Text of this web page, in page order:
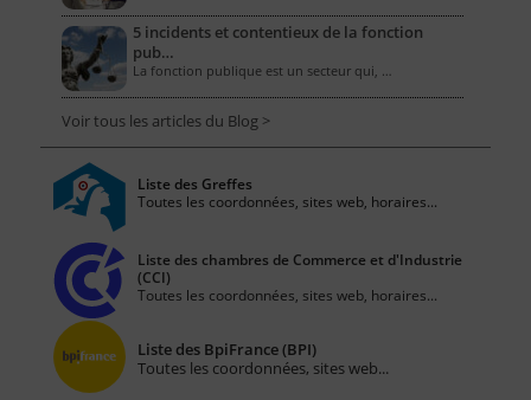
5 incidents et contentieux de la fonction
pub…
La fonction publique est un secteur qui, …
Voir tous les articles du Blog >
Liste des Greffes
Toutes les coordonnées, sites web, horaires...
Liste des chambres de Commerce et d'Industrie
(CCI)
Toutes les coordonnées, sites web, horaires...
Liste des BpiFrance (BPI)
Toutes les coordonnées, sites web...